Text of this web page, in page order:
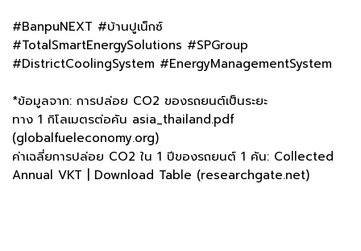
#BanpuNEXT #บ้านปูเน็กซ์
#TotalSmartEnergySolutions #SPGroup
#DistrictCoolingSystem #EnergyManagementSystem
*ข้อมูลจาก: การปล่อย CO2 ของรถยนต์เป็นระยะ
ทาง 1 กิโลเมตรต่อคัน asia_thailand.pdf
(globalfueleconomy.org)
ค่าเฉลี่ยการปล่อย CO2 ใน 1 ปีของรถยนต์ 1 คัน: Collected
Annual VKT | Download Table (researchgate.net)